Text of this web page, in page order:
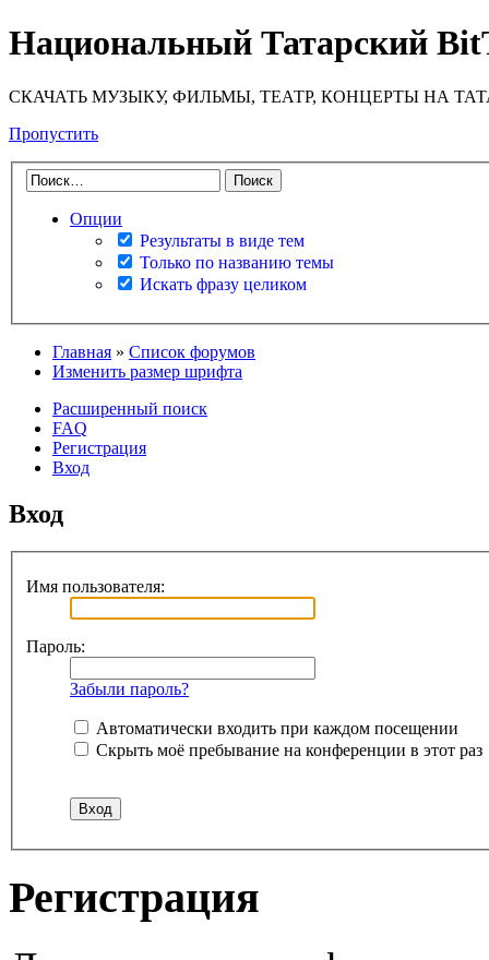
Национальный Татарский
СКАЧАТЬ МУЗЫКУ, ФИЛЬМЫ, ТЕАТР, КОНЦЕРТЫ НА
Пропустить
Опции
Результаты в виде тем
Только по названию темы
Искать фразу целиком
Главная » Список форумов
Изменить размер шрифта
Расширенный поиск
FAQ
Регистрация
Вход
Вход
Имя пользователя:
Пароль:
Забыли пароль?
Автоматически входить при каждом посещении
Скрыть моё пребывание на конференции в этот раз
Регистрация